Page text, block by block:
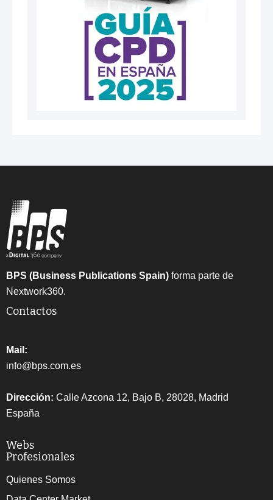
BPS (Business Publications Spain) forma parte de
Nextwork360.
Contactos
Mail:
info@bps.com.es
Dirección: Calle Azcona 12, Bajo B, 28028, Madrid
España
Webs
Profesionales
Quienes Somos